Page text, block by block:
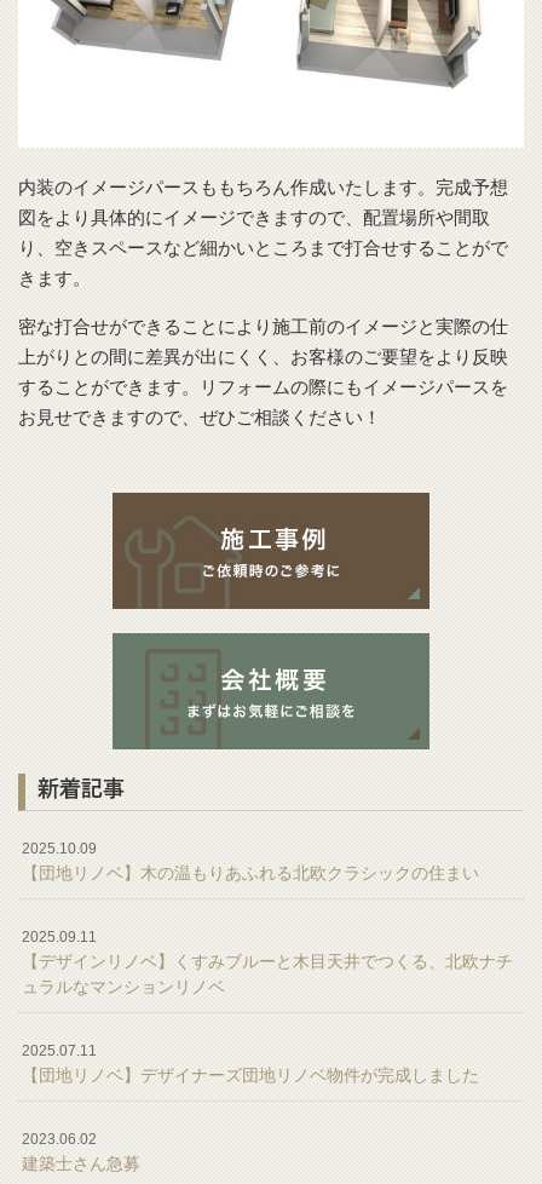
内装のイメージパースももちろん作成いたします。完成予想
図をより具体的にイメージできますので、配置場所や間取
り、空きスペースなど細かいところまで打合せすることがで
きます。
密な打合せができることにより施工前のイメージと実際の仕
上がりとの間に差異が出にくく、お客様のご要望をより反映
することができます。リフォームの際にもイメージパースを
お見せできますので、ぜひご相談ください！
新着記事
2025.10.09
【団地リノベ】木の温もりあふれる北欧クラシックの住まい
2025.09.11
【デザインリノベ】くすみブルーと木目天井でつくる、北欧ナチ
ュラルなマンションリノベ
2025.07.11
【団地リノベ】デザイナーズ団地リノベ物件が完成しました
2023.06.02
建築士さん急募